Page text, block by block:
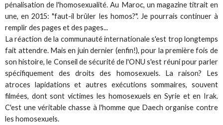
pénalisation de l'homosexualité. Au Maroc, un magazine titrait en
une, en 2015: "faut-il brûler les homos?". Je pourrais continuer à
remplir des pages et des pages...
La réaction de la communauté internationale s'est trop longtemps
fait attendre. Mais en juin dernier (enfin!), pour la première fois de
son histoire, le Conseil de sécurité de l'ONU s'est réuni pour parler
spécifiquement des droits des homosexuels. La raison? Les
atroces lapidations et autres exécutions sommaires, souvent
filmées, dont sont victimes les homosexuels en Syrie et en Irak.
C'est une véritable chasse à l'homme que Daech organise contre
les homosexuels.